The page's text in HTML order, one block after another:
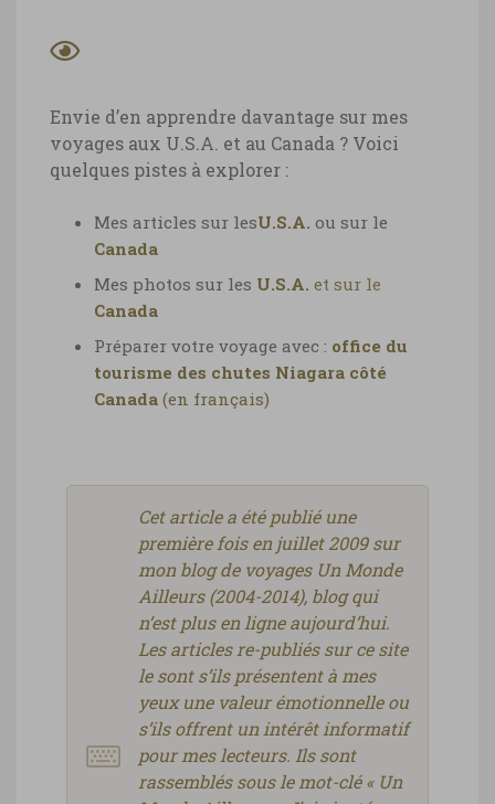
Envie d’en apprendre davantage sur mes
voyages aux U.S.A. et au Canada ? Voici
quelques pistes à explorer :
Mes articles sur lesU.S.A. ou sur le
Canada
Mes photos sur les U.S.A. et sur le
Canada
Préparer votre voyage avec : office du
tourisme des chutes Niagara côté
Canada (en français)
Cet article a été publié une
première fois en juillet 2009 sur
mon blog de voyages Un Monde
Ailleurs (2004-2014), blog qui
n’est plus en ligne aujourd’hui.
Les articles re-publiés sur ce site
le sont s’ils présentent à mes
yeux une valeur émotionnelle ou
s’ils offrent un intérêt informatif
pour mes lecteurs. Ils sont
rassemblés sous le mot-clé « Un